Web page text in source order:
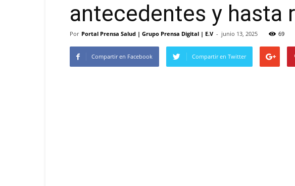
antecedentes y hasta
Por Portal Prensa Salud | Grupo Prensa Digital | E.V - junio 13, 2025 69
Compartir en Facebook Compartir en Twitter